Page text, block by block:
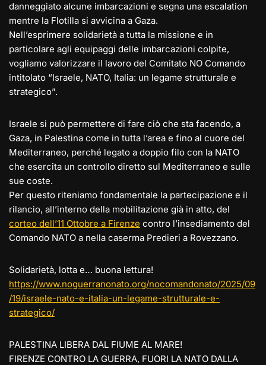
danneggiato alcune imbarcazioni e segna una escalation
mentre la Flotilla si avvicina a Gaza.
Nell’esprimere solidarietà a tutta la missione e in
particolare agli equipaggi delle imbarcazioni colpite,
vogliamo valorizzare il lavoro del Comitato NO Comando
intitolato “Israele, NATO, Italia: un legame strutturale e
strategico”.
Israele si può permettere di fare ciò che sta facendo, a
Gaza, in Palestina come in tutta l’area e fino al cuore del
Mediterraneo, perché legato a doppio filo con la NATO
che esercita un controllo diretto sul Mediterraneo e sulle
sue coste.
Per questo riteniamo fondamentale la partecipazione e il
rilancio, all’interno della mobilitazione già in atto, del
corteo dell’11 Ottobre a Firenze contro l’insediamento del
Comando NATO a nella caserma Predieri a Rovezzano.
Solidarietà, lotta e… buona lettura!
https://www.noguerranonato.org/nocomandonato/2025/09
/19/israele-nato-e-italia-un-legame-strutturale-e-
strategico/
PALESTINA LIBERA DAL FIUME AL MARE!
FIRENZE CONTRO LA GUERRA, FUORI LA NATO DALLA